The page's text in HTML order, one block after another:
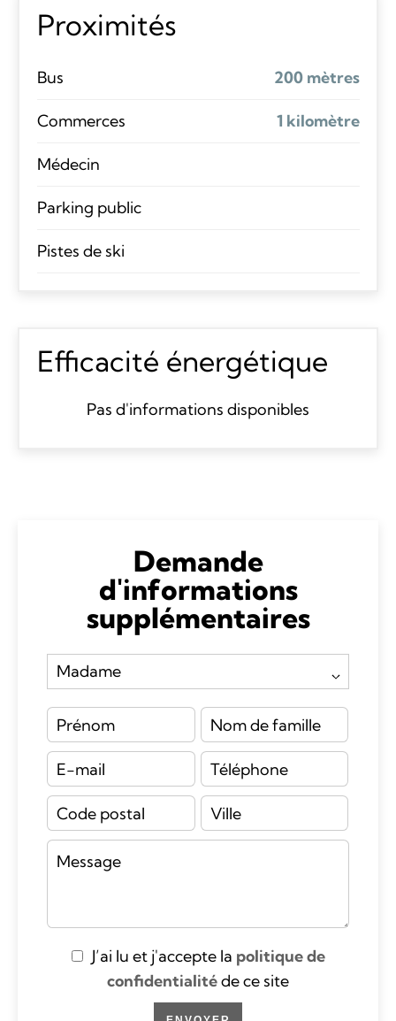
Proximités
Bus 200 mètres
Commerces 1 kilomètre
Médecin
Parking public
Pistes de ski
Efficacité énergétique
Pas d'informations disponibles
Demande
d'informations
supplémentaires
J’ai lu et j'accepte la politique de
confidentialitéde ce site